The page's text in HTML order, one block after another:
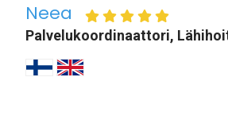
Neea
Palvelukoordinaattori,